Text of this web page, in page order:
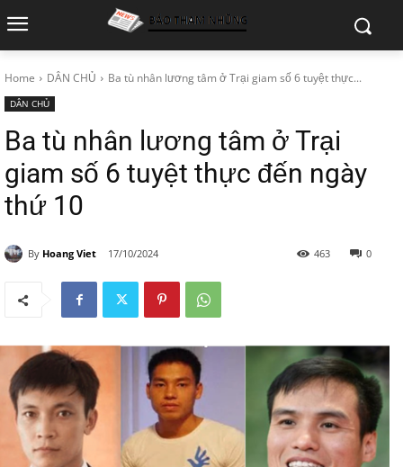
Home DÂN CHỦ Ba tù nhân lương tâm ở Trại giam số 6 tuyệt thực...
DÂN CHỦ
Ba tù nhân lương tâm ở Trại
giam số 6 tuyệt thực đến ngày
thứ 10
By Hoang Viet 17/10/2024 0
463